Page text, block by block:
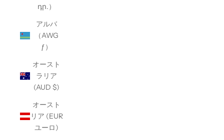
դր.）
アルバ
（AWG
ƒ）
オースト
ラリア
(AUD $)
オースト
リア (EUR
ユーロ)